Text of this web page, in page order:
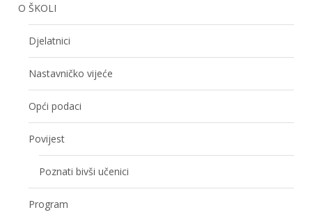
O ŠKOLI
Djelatnici
Nastavničko vijeće
Opći podaci
Povijest
Poznati bivši učenici
Program